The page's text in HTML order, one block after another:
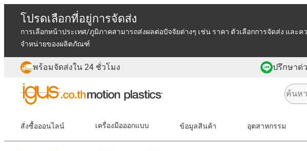
โปรดเลือกที่อยู่การจัดส่ง
การเลือกหน้าประเทศ/ภูมิภาคสามารถส่งผลต่อปัจจัยต่างๆ เช่น ราคา ตัวเลือกการจัดส่ง และค
จำหน่ายของผลิตภัณฑ์
พร้อมจัดส่งใน 24 ชั่วโมง ปรึกษาด่
สั่งซื้อออนไลน์ เครื่องมือออกแบบ ข้อมูลสินค้า อุตสาหกรรม